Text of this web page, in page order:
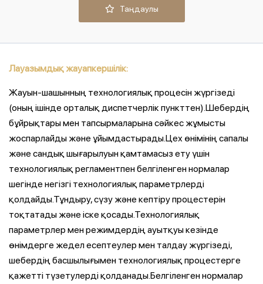
Таңдаулы
Лауазымдық жауапкершілік:
Жауын-шашынның технологиялық процесін жүргізеді
(оның ішінде орталық диспетчерлік пункттен).Шебердің
бұйрықтары мен тапсырмаларына сәйкес жұмысты
жоспарлайды және ұйымдастырады.Цех өнімінің сапалы
және сандық шығарылуын қамтамасыз ету үшін
технологиялық регламентпен белгіленген нормалар
шегінде негізгі технологиялық параметрлерді
қолдайды.Тұндыру, сүзу және кептіру процестерін
тоқтатады және іске қосады.Технологиялық
параметрлер мен режимдердің ауытқуы кезінде
өнімдерге жедел есептеулер мен талдау жүргізеді,
шебердің басшылығымен технологиялық процестерге
қажетті түзетулерді қолданады.Белгіленген нормалар